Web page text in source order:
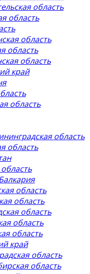
область
область
область
область
область
край
область
область
область
область
область
область
область
область
край
область
область